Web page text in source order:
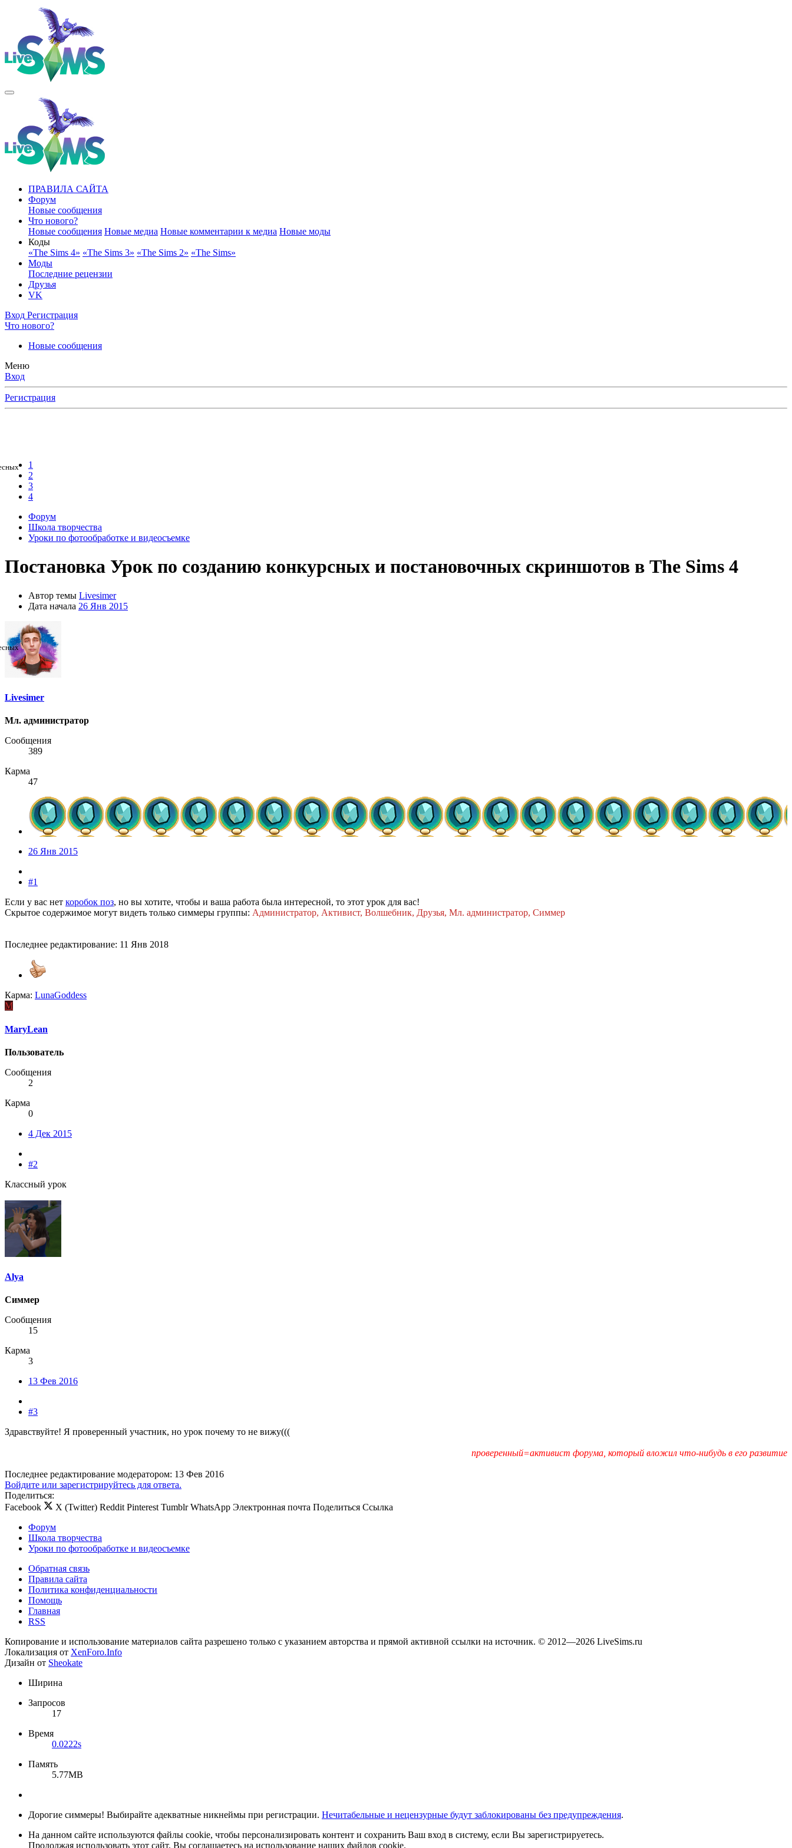
ПРАВИЛА САЙТА
Форум
Новые сообщения
Что нового?
Новые сообщения Новые медиа Новые комментарии к медиа Новые моды
Коды
«The Sims 4» «The Sims 3» «The Sims 2» «The Sims»
Моды
Последние рецензии
Друзья
VK
Вход Регистрация
Что нового?
Новые сообщения
Меню
Вход
Регистрация
1
2
3
4
Форум
Школа творчества
Уроки по фотообработке и видеосъемке
Постановка Урок по созданию конкурсных и постановочных скриншотов в The Sims 4
Автор темы Livesimer
Дата начала 26 Янв 2015
Livesimer
Мл. администратор
Сообщения
389
Карма
47
26 Янв 2015
#1
Если у вас нет коробок поз, но вы хотите, чтобы и ваша работа была интересной, то этот урок для вас!
Скрытое содержимое могут видеть только симмеры группы: Администратор, Активист, Волшебник, Друзья, Мл. администратор, Симмер
Последнее редактирование: 11 Янв 2018
Карма: LunaGoddess
M
MaryLean
Пользователь
Сообщения
2
Карма
0
4 Дек 2015
#2
Классный урок
Alya
Симмер
Сообщения
15
Карма
3
13 Фев 2016
#3
Здравствуйте! Я проверенный участник, но урок почему то не вижу(((
проверенный=активист форума, который вложил что-нибудь в его развитие
Последнее редактирование модератором: 13 Фев 2016
Войдите или зарегистрируйтесь для ответа.
Поделиться:
Facebook
X (Twitter) Reddit Pinterest Tumblr WhatsApp Электронная почта Поделиться Ссылка
Форум
Школа творчества
Уроки по фотообработке и видеосъемке
Обратная связь
Правила сайта
Политика конфиденциальности
Помощь
Главная
RSS
Копирование и использование материалов сайта разрешено только с указанием авторства и прямой активной ссылки на источник. © 2012—2026 LiveSims.ru
Локализация от XenForo.Info
Дизайн от Sheokate
Ширина
Запросов
17
Время
0.0222s
Память
5.77MB
Дорогие симмеры! Выбирайте адекватные никнеймы при регистрации. Нечитабельные и нецензурные будут заблокированы без предупреждения.
На данном сайте используются файлы cookie, чтобы персонализировать контент и сохранить Ваш вход в систему, если Вы зарегистрируетесь.
Продолжая использовать этот сайт, Вы соглашаетесь на использование наших файлов cookie.